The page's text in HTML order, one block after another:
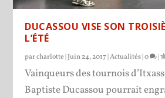
DUCASSOU VISE SON
L’ÉTÉ
parcharlotte Juin 24, 2017 |Actualités |0 |
Vainqueurs des tournois
Baptiste Ducassou pourrait